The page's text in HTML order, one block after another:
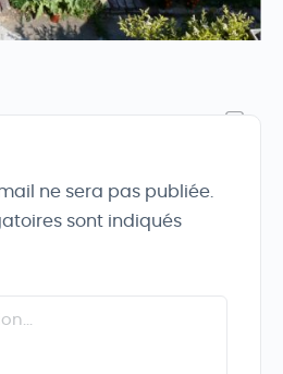
ne sera pas publiée.
sont indiqués